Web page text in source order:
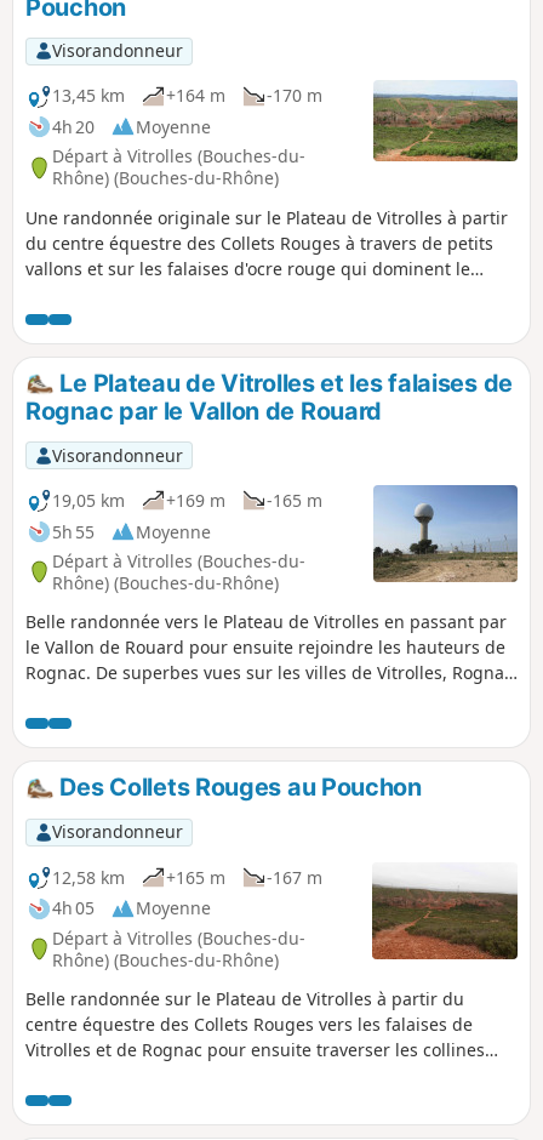
Pouchon
Visorandonneur
13,45 km
+164 m
-170 m
4h 20
Moyenne
Départ à Vitrolles (Bouches-du-
Rhône) (Bouches-du-Rhône)
Une randonnée originale sur le Plateau de Vitrolles à partir
du centre équestre des Collets Rouges à travers de petits
vallons et sur les falaises d'ocre rouge qui dominent le
pour privilégier les petits sentiers parfois escarpés. Un
paysage varié et un magnifique panorama tout au long du
parcours. (voir § infos pratiques).
Le Plateau de Vitrolles et les falaises de
Rognac par le Vallon de Rouard
Visorandonneur
19,05 km
+169 m
-165 m
5h 55
Moyenne
Départ à Vitrolles (Bouches-du-
Rhône) (Bouches-du-Rhône)
Belle randonnée vers le Plateau de Vitrolles en passant par
le Vallon de Rouard pour ensuite rejoindre les hauteurs de
Rognac. De superbes vues sur les villes de Vitrolles, Rognac,
Martigues. Des passages au bord des falaises, à travers
champs sur le plateau du Grand Arbois, et au milieu des
collines d'ocre rouge.
Des Collets Rouges au Pouchon
Visorandonneur
12,58 km
+165 m
-167 m
4h 05
Moyenne
Départ à Vitrolles (Bouches-du-
Rhône) (Bouches-du-Rhône)
Belle randonnée sur le Plateau de Vitrolles à partir du
centre équestre des Collets Rouges vers les falaises de
Vitrolles et de Rognac pour ensuite traverser les collines
magnifique panorama tout au long du parcours. Trace gpx
nécessaire.